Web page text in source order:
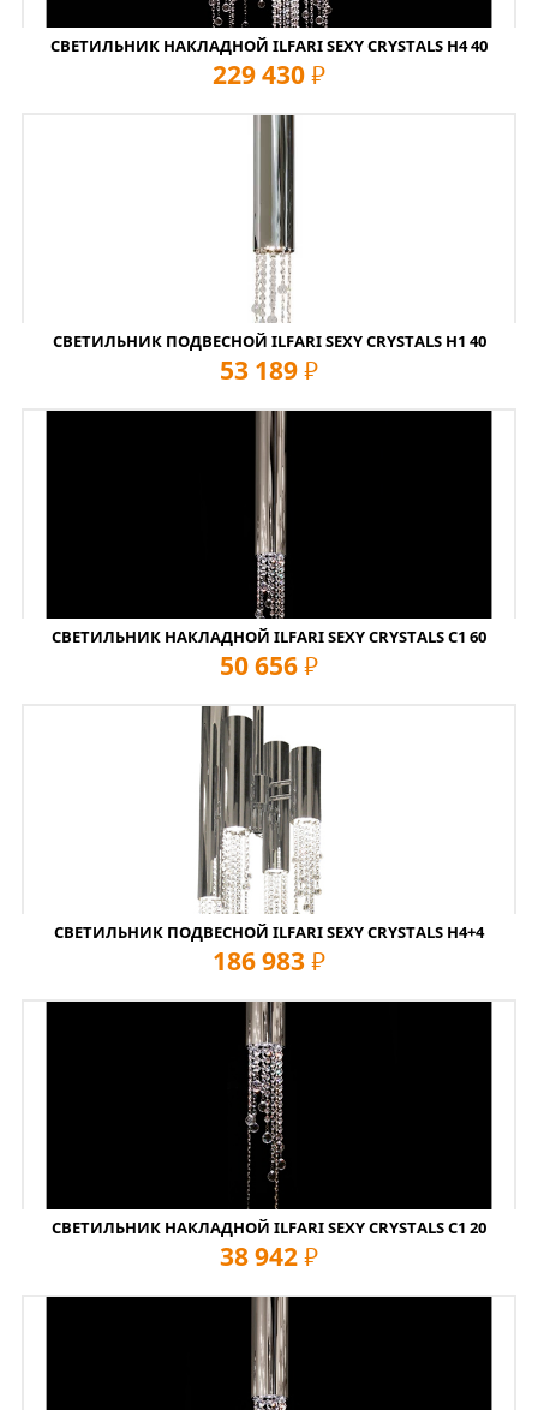
СВЕТИЛЬНИК НАКЛАДНОЙ ILFARI SEXY CRYSTALS H4 40
229 430 руб
СВЕТИЛЬНИК ПОДВЕСНОЙ ILFARI SEXY CRYSTALS H1 40
53 189 руб
СВЕТИЛЬНИК НАКЛАДНОЙ ILFARI SEXY CRYSTALS C1 60
50 656 руб
СВЕТИЛЬНИК ПОДВЕСНОЙ ILFARI SEXY CRYSTALS H4+4
186 983 руб
СВЕТИЛЬНИК НАКЛАДНОЙ ILFARI SEXY CRYSTALS C1 20
38 942 руб